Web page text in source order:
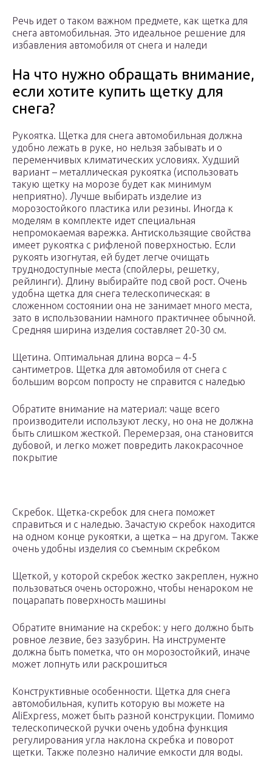
Речь идет о таком важном предмете, как щетка для
снега автомобильная. Это идеальное решение для
избавления автомобиля от снега и наледи
На что нужно обращать внимание,
если хотите купить щетку для
снега?
Рукоятка. Щетка для снега автомобильная должна
удобно лежать в руке, но нельзя забывать и о
переменчивых климатических условиях. Худший
вариант – металлическая рукоятка (использовать
такую щетку на морозе будет как минимум
неприятно). Лучше выбирать изделие из
морозостойкого пластика или резины. Иногда к
моделям в комплекте идет специальная
непромокаемая варежка. Антискользящие свойства
имеет рукоятка с рифленой поверхностью. Если
рукоять изогнутая, ей будет легче очищать
труднодоступные места (спойлеры, решетку,
рейлинги). Длину выбирайте под свой рост. Очень
удобна щетка для снега телескопическая: в
сложенном состоянии она не занимает много места,
зато в использовании намного практичнее обычной.
Средняя ширина изделия составляет 20-30 см.
Щетина. Оптимальная длина ворса – 4-5
сантиметров. Щетка для автомобиля от снега с
большим ворсом попросту не справится с наледью
Обратите внимание на материал: чаще всего
производители используют леску, но она не должна
быть слишком жесткой. Перемерзая, она становится
дубовой, и легко может повредить лакокрасочное
покрытие
Скребок. Щетка-скребок для снега поможет
справиться и с наледью. Зачастую скребок находится
на одном конце рукоятки, а щетка – на другом. Также
очень удобны изделия со съемным скребком
Щеткой, у которой скребок жестко закреплен, нужно
пользоваться очень осторожно, чтобы ненароком не
поцарапать поверхность машины
Обратите внимание на скребок: у него должно быть
ровное лезвие, без зазубрин. На инструменте
должна быть пометка, что он морозостойкий, иначе
может лопнуть или раскрошиться
Конструктивные особенности. Щетка для снега
автомобильная, купить которую вы можете на
AliExpress, может быть разной конструкции. Помимо
телескопической ручки очень удобна функция
регулирования угла наклона скребка и поворот
щетки. Также полезно наличие емкости для воды.